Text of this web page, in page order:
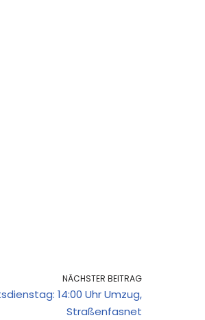
NÄCHSTER BEITRAG
14:00 Uhr Umzug,
Straßenfasnet